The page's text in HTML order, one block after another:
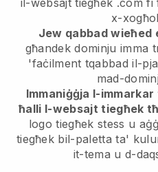
il-websajt tiegħek .com
x-
Jew qabbad wieħed
għandek dominju imma
'faċilment tqabbad il-
mad-
Immaniġġja l-
ħalli l-websajt tiegħek
logo tiegħek stess u
tiegħek bil-paletta ta'
it-tema u d-